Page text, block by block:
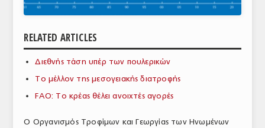
ΕΜΠΟΡΙΚΟΣ ΚΑΤΑΛΟΓΟΣ
ΠΑΡΑΓΩΓΗ & ΕΜΠΟΡΙΑ
RELATED ARTICLES
Διεθνής τάση υπέρ των πουλερικών
Το μέλλον της μεσογειακής διατροφής
FAO: Το κρέας θέλει ανοιχτές αγορές
Ο Οργανισμός Τροφίμων και Γεωργίας των Ηνωμένων